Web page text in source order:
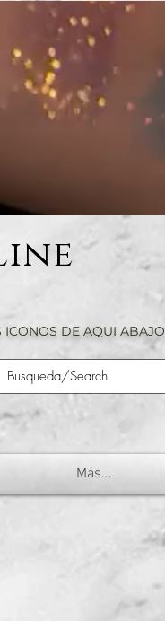
ICONOS DE AQUI ABAJO
Más...